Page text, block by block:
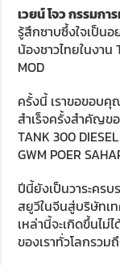
เวยน์ โจว กรรมกา
รู้สึกซาบซึ้งใจเป็น
น้องชาวไทยในงาน
MOD
ครั้งนี้ เราขอขอบ
สำเร็จครั้งสำคัญขอ
TANK 300
GWM POER
ปีนี้ยังเป็นวาระครบ
สยูวีในจีนสู่บริษัทเ
เหล่านี้จะเกิดขึ้นไ
ของเราทั่วโลกรวม